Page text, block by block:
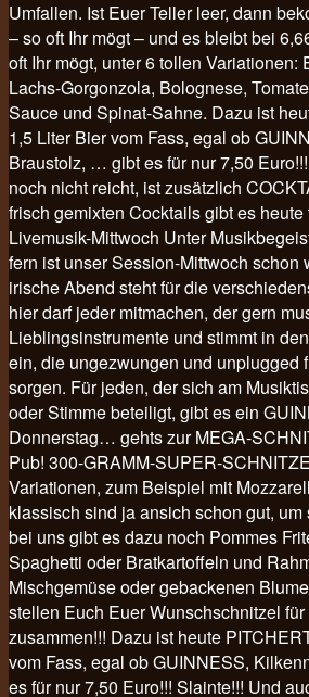
Umfallen. Ist Euer Teller leer, dann
– so oft Ihr mögt – und es bleibt bei
oft Ihr mögt, unter 6 tollen Variationen:
Lachs-Gorgonzola, Bolognese,
Sauce und Spinat-Sahne. Dazu ist
1,5 Liter Bier vom Fass, egal ob
Braustolz, … gibt es für nur 7,50
noch nicht reicht, ist zusätzlich
frisch gemixten Cocktails gibt es heute
Livemusik-Mittwoch Unter
fern ist unser Session-Mittwoch schon
irische Abend steht für die
hier darf jeder mitmachen, der gern
Lieblingsinstrumente und stimmt in
ein, die ungezwungen und unplugged
sorgen. Für jeden, der sich am
oder Stimme beteiligt, gibt es ein
Donnerstag… gehts zur MEGA-
Pub! 300-GRAMM-SUPER-
Variationen, zum Beispiel mit
klassisch sind ja ansich schon gut,
bei uns gibt es dazu noch Pommes
Spaghetti oder Bratkartoffeln und
Mischgemüse oder gebackenen
stellen Euch Euer Wunschschnitzel
zusammen!!! Dazu ist heute
vom Fass, egal ob GUINNESS,
es für nur 7,50 Euro!!! Slainte!!! Und